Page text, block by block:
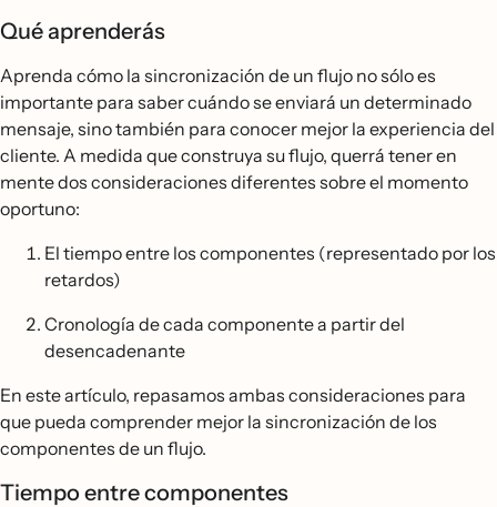
Qué aprenderás
Aprenda cómo la sincronización de un flujo no sólo es
importante para saber cuándo se enviará un determinado
mensaje, sino también para conocer mejor la experiencia del
cliente. A medida que construya su flujo, querrá tener en
mente dos consideraciones diferentes sobre el momento
oportuno:
El tiempo entre los componentes (representado por los
retardos)
Cronología de cada componente a partir del
desencadenante
En este artículo, repasamos ambas consideraciones para
que pueda comprender mejor la sincronización de los
componentes de un flujo.
Tiempo entre componentes